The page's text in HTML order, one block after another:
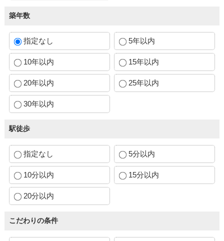
築年数
指定なし 5年以内
10年以内 15年以内
20年以内 25年以内
30年以内
駅徒歩
指定なし 5分以内
10分以内 15分以内
20分以内
こだわりの条件